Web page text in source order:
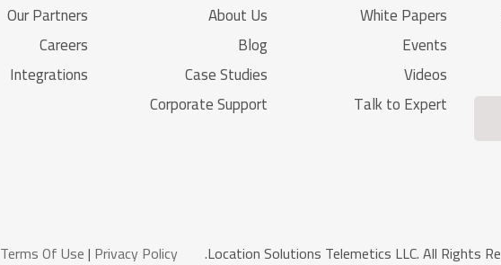
About Us
Our Partners
Blog
Careers
Case Studies
Integrations
Corporate Support
White Papers
Events
Videos
Talk to Expert
Terms Of Use| Privacy Policy